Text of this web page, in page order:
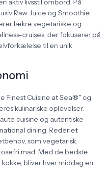
Raw Juice og Smoothie
lækre vegetariske og
cruises, der fokuserer på
til en unik
Finest Cuisine at Sea®" og
kulinariske oplevelser.
cuisine og autentiske
dining. Rederiet
som vegetarisk,
mad. Med de bedste
bliver hver middag en